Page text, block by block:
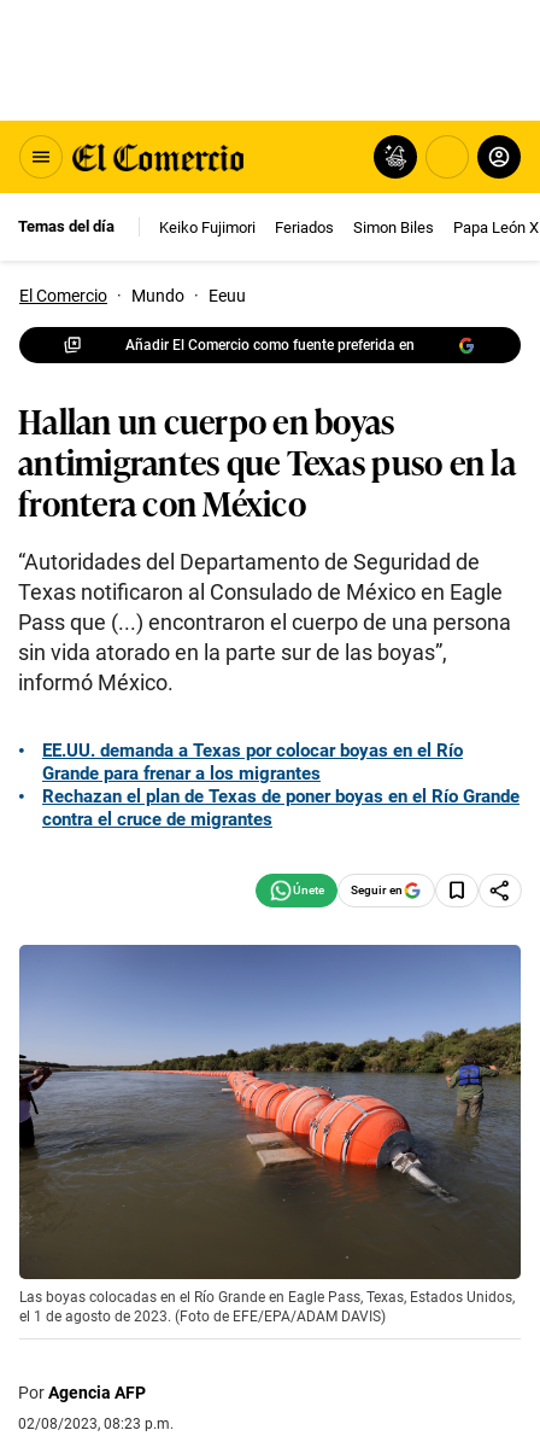
Temas del día Keiko Fujimori Feriados Simon Biles Papa León
El Comercio · Mundo · Eeuu
Añadir El Comercio como fuente preferida en
Hallan un cuerpo en boyas
antimigrantes que Texas puso en la
frontera con México
“Autoridades del Departamento de Seguridad de
Texas notificaron al Consulado de México en Eagle
Pass que (...) encontraron el cuerpo de una persona
sin vida atorado en la parte sur de las boyas”,
informó México.
EE.UU. demanda a Texas por colocar boyas en el Río
Grande para frenar a los migrantes
Rechazan el plan de Texas de poner boyas en el Río Grande
contra el cruce de migrantes
Seguir en
Las boyas colocadas en el Río Grande en Eagle Pass, Texas, Estados Unidos,
el 1 de agosto de 2023. (Foto de EFE/EPA/ADAM DAVIS)
PorAgencia AFP
02/08/2023, 08:23 p.m.